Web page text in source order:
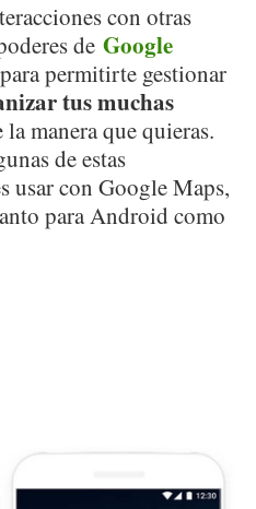
con otras
de Google
permitirte gestionar
tus muchas
la manera que quieras.
de estas
usar con Google Maps,
para Android como